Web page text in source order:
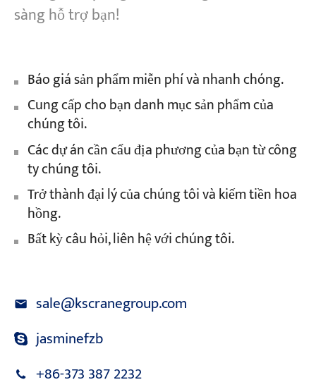
sàng hỗ trợ bạn!
Báo giá sản phẩm miễn phí và nhanh chóng.
Cung cấp cho bạn danh mục sản phẩm của
chúng tôi.
Các dự án cần cẩu địa phương của bạn từ công
ty chúng tôi.
Trở thành đại lý của chúng tôi và kiếm tiền hoa
hồng.
Bất kỳ câu hỏi, liên hệ với chúng tôi.
sale@kscranegroup.com
jasminefzb
+86-373 387 2232